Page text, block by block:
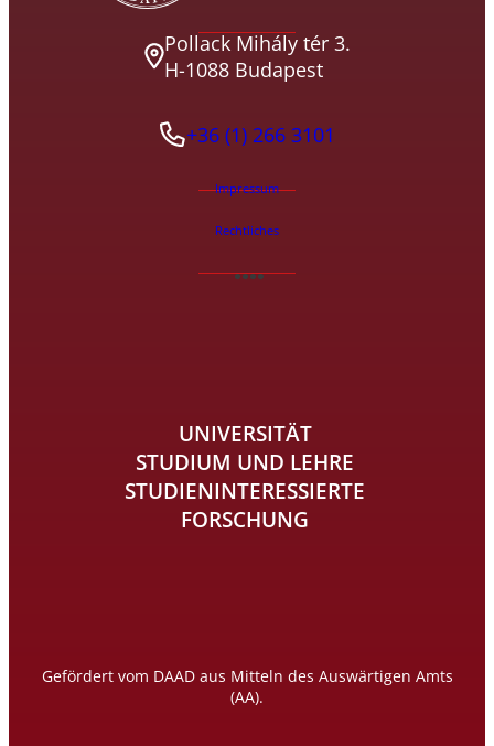
Pollack Mihály tér 3.
H-1088 Budapest
+36 (1) 266 3101
Impressum
Rechtliches
UNIVERSITÄT
STUDIUM UND LEHRE
STUDIENINTERESSIERTE
FORSCHUNG
Gefördert vom DAAD aus Mitteln des Auswärtigen Amts
(AA).